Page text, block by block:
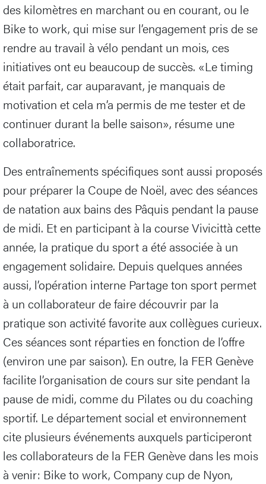
des kilomètres en marchant ou en courant, ou le
Bike to work, qui mise sur l’engagement pris de se
rendre au travail à vélo pendant un mois, ces
initiatives ont eu beaucoup de succès. «Le timing
était parfait, car auparavant, je manquais de
motivation et cela m’a permis de me tester et de
continuer durant la belle saison», résume une
collaboratrice.
Des entraînements spécifiques sont aussi proposés
pour préparer la Coupe de Noël, avec des séances
de natation aux bains des Pâquis pendant la pause
de midi. Et en participant à la course Vivicittà cette
année, la pratique du sport a été associée à un
engagement solidaire. Depuis quelques années
aussi, l’opération interne Partage ton sport permet
à un collaborateur de faire découvrir par la
pratique son activité favorite aux collègues curieux.
Ces séances sont réparties en fonction de l’offre
(environ une par saison). En outre, la FER Genève
facilite l’organisation de cours sur site pendant la
pause de midi, comme du Pilates ou du coaching
sportif. Le département social et environnement
cite plusieurs événements auxquels participeront
les collaborateurs de la FER Genève dans les mois
à venir: Bike to work, Company cup de Nyon,